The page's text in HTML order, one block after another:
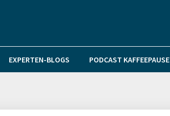
EXPERTEN-BLOGS PODCAST KAFFEEPAUSE